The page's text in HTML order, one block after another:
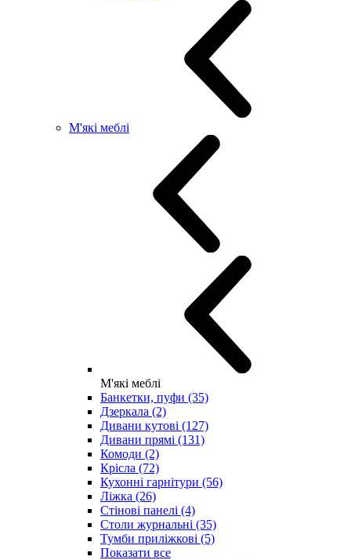
М'які меблі
М'які меблі
Банкетки, пуфи (35)
Дзеркала (2)
Дивани кутові (127)
Дивани прямі (131)
Комоди (2)
Крісла (72)
Кухонні гарнітури (56)
Ліжка (26)
Стінові панелі (4)
Столи журнальні (35)
Тумби приліжкові (5)
Показати все